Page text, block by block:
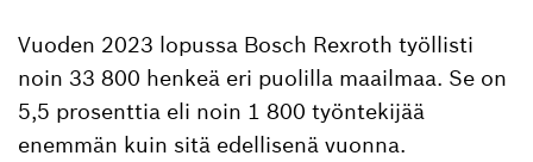
Vuoden 2023 lopussa Bosch Rexroth työllisti
noin 33 800 henkeä eri puolilla maailmaa. Se on
5,5 prosenttia eli noin 1 800 työntekijää
enemmän kuin sitä edellisenä vuonna.